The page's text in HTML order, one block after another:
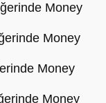
Money
Money
Money
Money